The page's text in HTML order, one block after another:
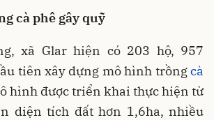
cà phê gây quỹ
xã Glar hiện có 203 hộ, 957
tiên xây dựng mô hình trồngcà
hình được triển khai thực hiện từ
diện tích đất hơn 1,6ha, nhiều